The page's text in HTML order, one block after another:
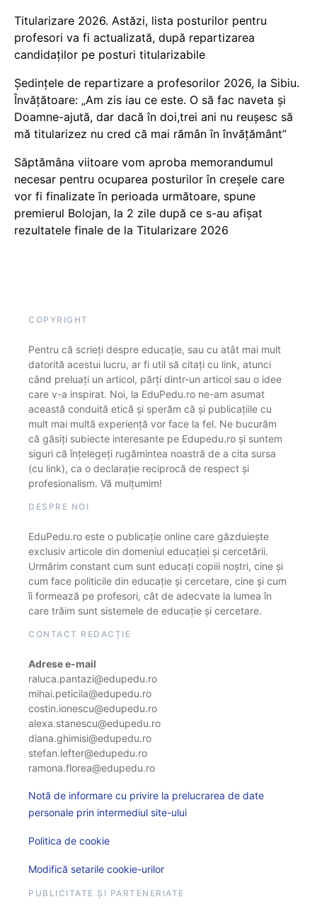
Titularizare 2026. Astăzi, lista posturilor pentru
profesori va fi actualizată, după repartizarea
candidaților pe posturi titularizabile
Ședințele de repartizare a profesorilor 2026, la Sibiu.
Învățătoare: „Am zis iau ce este. O să fac naveta și
Doamne-ajută, dar dacă în doi,trei ani nu reușesc să
mă titularizez nu cred că mai rămân în învățământ”
Săptămâna viitoare vom aproba memorandumul
necesar pentru ocuparea posturilor în creșele care
vor fi finalizate în perioada următoare, spune
premierul Bolojan, la 2 zile după ce s-au afișat
rezultatele finale de la Titularizare 2026
COPYRIGHT
Pentru că scrieți despre educație, sau cu atât mai mult
datorită acestui lucru, ar fi util să citați cu link, atunci
când preluați un articol, părți dintr-un articol sau o idee
care v-a inspirat. Noi, la EduPedu.ro ne-am asumat
această conduită etică și sperăm că și publicațiile cu
mult mai multă experiență vor face la fel. Ne bucurăm
că găsiți subiecte interesante pe Edupedu.ro și suntem
siguri că înțelegeți rugămintea noastră de a cita sursa
(cu link), ca o declarație reciprocă de respect și
profesionalism. Vă mulțumim!
DESPRE NOI
EduPedu.ro este o publicație online care găzduiește
exclusiv articole din domeniul educației și cercetării.
Urmărim constant cum sunt educați copiii noștri, cine și
cum face politicile din educație și cercetare, cine și cum
îi formează pe profesori, cât de adecvate la lumea în
care trăim sunt sistemele de educație și cercetare.
CONTACT REDACȚIE
Adrese e-mail
raluca.pantazi@edupedu.ro
mihai.peticila@edupedu.ro
costin.ionescu@edupedu.ro
alexa.stanescu@edupedu.ro
diana.ghimisi@edupedu.ro
stefan.lefter@edupedu.ro
ramona.florea@edupedu.ro
Notă de informare cu privire la prelucrarea de date
personale prin intermediul site-ului
Politica de cookie
Modifică setarile cookie-urilor
PUBLICITATE ȘI PARTENERIATE